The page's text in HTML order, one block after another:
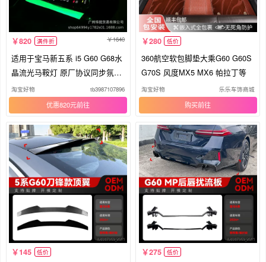
820 满件折 1640
适用于宝马新五系 i5 G60 G68水
晶流光马鞍灯 原厂协议同步氛围
灯
淘宝好物 tb3987107896
优惠820元
280 低价
360航空软包脚垫大乘G60 G60S
G70S 风度MX5 MX6 帕拉丁等
淘宝好物 乐乐车饰商城
购买
145 低价 275 低价